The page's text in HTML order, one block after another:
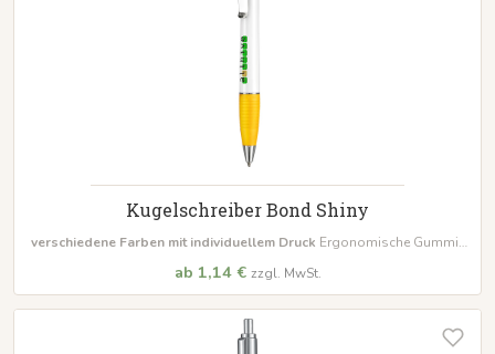
Kugelschreiber Bond Shiny
verschiedene Farben mit individuellem Druck Ergonomische Gummi-
Mindestbestellmenge 500 Stück
ab 1,14 € zzgl. MwSt.